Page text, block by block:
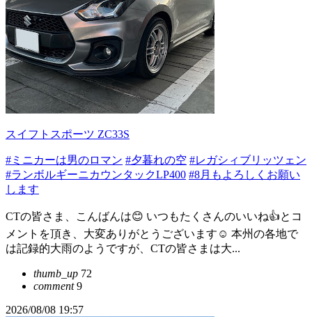
スイフトスポーツ ZC33S
#ミニカーは男のロマン #夕暮れの空 #レガシィブリッツェン
#ランボルギーニカウンタックLP400 #8月もよろしくお願い
します
CTの皆さま、こんばんは😊 いつもたくさんのいいね👍とコ
メントを頂き、大変ありがとうございます☺️ 本州の各地で
は記録的大雨のようですが、CTの皆さまは大...
thumb_up 72
comment9
2026/08/08 19:57